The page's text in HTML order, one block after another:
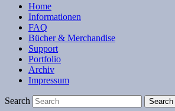
Home
Informationen
FAQ
Bücher & Merchandise
Support
Portfolio
Archiv
Impressum
Search